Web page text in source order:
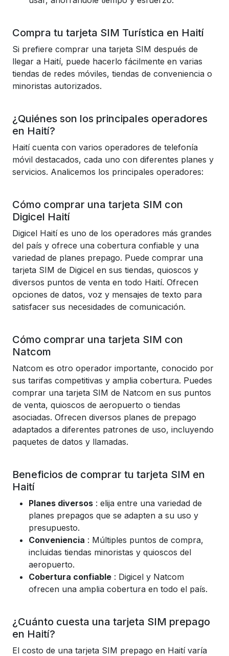
Compra tu tarjeta SIM Turística en Haití
Si prefiere comprar una tarjeta SIM después de
llegar a Haití, puede hacerlo fácilmente en varias
tiendas de redes móviles, tiendas de conveniencia o
minoristas autorizados.
¿Quiénes son los principales operadores
en Haití?
Haití cuenta con varios operadores de telefonía
móvil destacados, cada uno con diferentes planes y
servicios. Analicemos los principales operadores:
Cómo comprar una tarjeta SIM con
Digicel Haití
Digicel Haití es uno de los operadores más grandes
del país y ofrece una cobertura confiable y una
variedad de planes prepago. Puede comprar una
tarjeta SIM de Digicel en sus tiendas, quioscos y
diversos puntos de venta en todo Haití. Ofrecen
opciones de datos, voz y mensajes de texto para
satisfacer sus necesidades de comunicación.
Cómo comprar una tarjeta SIM con
Natcom
Natcom es otro operador importante, conocido por
sus tarifas competitivas y amplia cobertura. Puedes
comprar una tarjeta SIM de Natcom en sus puntos
de venta, quioscos de aeropuerto o tiendas
asociadas. Ofrecen diversos planes de prepago
adaptados a diferentes patrones de uso, incluyendo
paquetes de datos y llamadas.
Beneficios de comprar tu tarjeta SIM en
Haití
Planes diversos : elija entre una variedad de
planes prepagos que se adapten a su uso y
presupuesto.
Conveniencia : Múltiples puntos de compra,
incluidas tiendas minoristas y quioscos del
aeropuerto.
Cobertura confiable : Digicel y Natcom
ofrecen una amplia cobertura en todo el país.
¿Cuánto cuesta una tarjeta SIM prepago
en Haití?
El costo de una tarjeta SIM prepago en Haití varía